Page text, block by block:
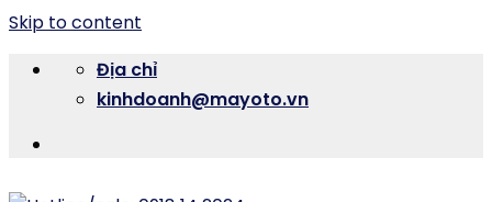
Skip to content
Địa chỉ
kinhdoanh@mayoto.vn